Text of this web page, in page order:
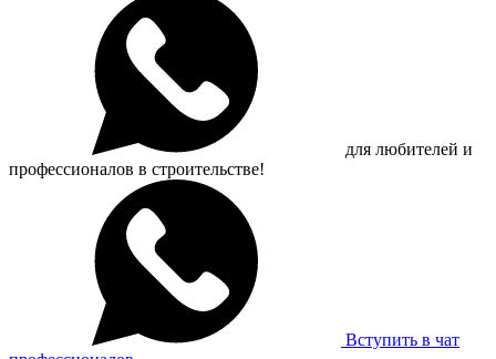
для любителей и
профессионалов в строительстве!
Вступить в чат